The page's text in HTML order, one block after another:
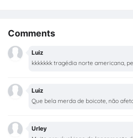
Comments
Luiz
kkkkkkk tragédia norte americana,
Luiz
Que bela merda de boicote, não
Urley